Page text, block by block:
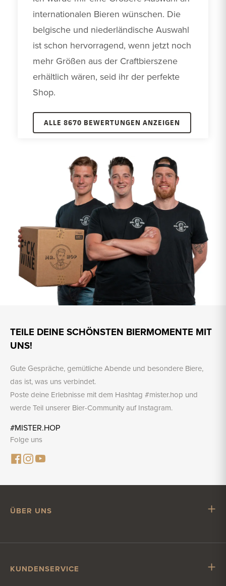
internationalen Bieren wünschen. Die
belgische und niederländische Auswahl
ist schon hervorragend, wenn jetzt noch
mehr Größen aus der Craftbierszene
erhältlich wären, seid ihr der perfekte
Shop.
ALLE 8670 BEWERTUNGEN ANZEIGEN
TEILE DEINE SCHÖNSTEN BIERMOMENTE MIT
UNS!
Gute Gespräche, gemütliche Abende und besondere Biere,
das ist, was uns verbindet.
Poste deine Erlebnisse mit dem Hashtag #mister.hop und
werde Teil unserer Bier-Community auf Instagram.
#MISTER.HOP
Folge uns
ÜBER UNS
Stellenangebote
KUNDENSERVICE